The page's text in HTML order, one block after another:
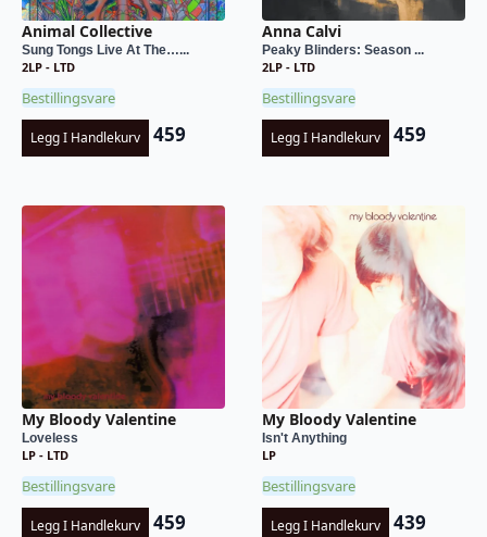
Animal Collective
Sung Tongs Live At The…...
2LP - LTD
Bestillingsvare
Legg I Handlekurv 459
Anna Calvi
Peaky Blinders: Season ...
2LP - LTD
Bestillingsvare
Legg I Handlekurv 459
My Bloody Valentine
Loveless
LP - LTD
Bestillingsvare
Legg I Handlekurv 459
My Bloody Valentine
Isn't Anything
LP
Bestillingsvare
Legg I Handlekurv 439